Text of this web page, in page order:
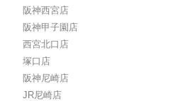
阪神西宮店
阪神甲子園店
西宮北口店
塚口店
阪神尼崎店
JR尼崎店